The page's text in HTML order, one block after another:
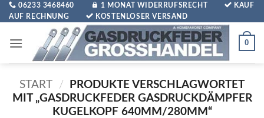
Zum
Inhalt
06233 3468460 1 MONAT WIDERRUFSRECHT
KAUF
AUF RECHNUNG
KOSTENLOSER VERSAND
0
START /
PRODUKTE VERSCHLAGWORTET
MIT „GASDRUCKFEDER GASDRUCKDÄMPFER
KUGELKOPF 640MM/280MM“